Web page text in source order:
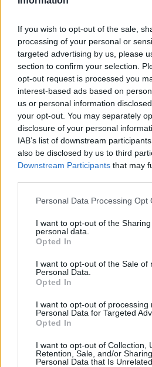
If you wish to opt-out of the sale,
processing of your personal or
targeted advertising by us, please
section to confirm your selection.
opt-out request is processed you
interest-based ads based on
us or personal information
your opt-out. You may separately
disclosure of your personal
IAB’s list of downstream
also be disclosed by us to third
Downstream Participants that may
Please note that this website/app
not limited to your visit or usage
grant or deny consent to Google
use your data for below specified
consent section.
Personal Data Processing Opt
I want to opt-out of the
personal data.
Opted In
I want to opt-out of the Sale of
Personal Data.
Opted In
I want to opt-out of processing
Personal Data for Targeted
Opted In
I want to opt-out of Collection,
Retention, Sale, and/or
Personal Data that Is
suas chances de sucesso.
pesquisa e considerar sua
investir.
AUTOR
Giorgia Stromeo